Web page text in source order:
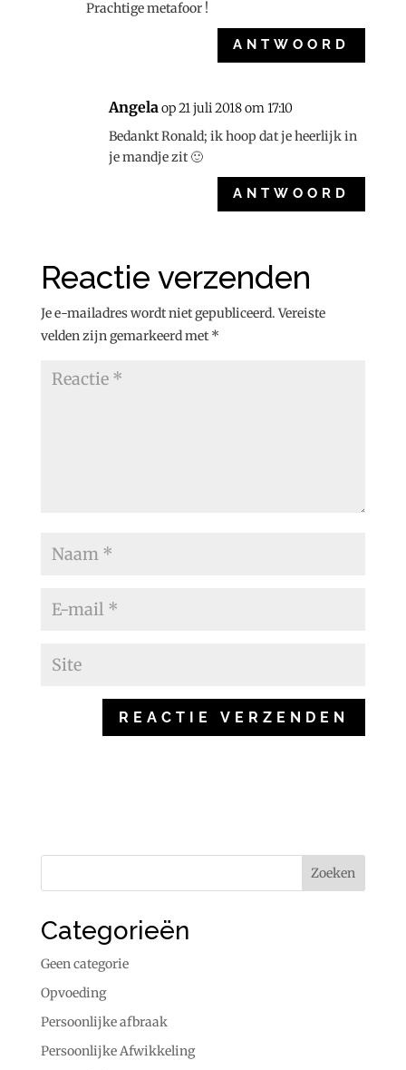
Prachtige metafoor !
ANTWOORD
Angela op 21 juli 2018 om 17:10
Bedankt Ronald; ik hoop dat je heerlijk in
je mandje zit 🙂
ANTWOORD
Reactie verzenden
Je e-mailadres wordt niet gepubliceerd. Vereiste
velden zijn gemarkeerd met *
Categorieën
Geen categorie
Opvoeding
Persoonlijke afbraak
Persoonlijke Afwikkeling